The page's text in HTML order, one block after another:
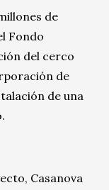
de
Fondo
del cerco
de
de una
Casanova